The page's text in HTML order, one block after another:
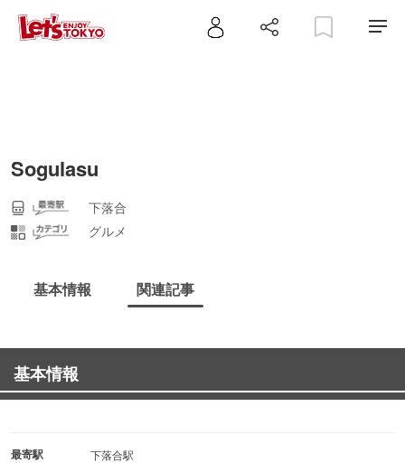
Sogulasu
下落合
グルメ
基本情報 関連記事
基本情報
最寄駅 下落合駅